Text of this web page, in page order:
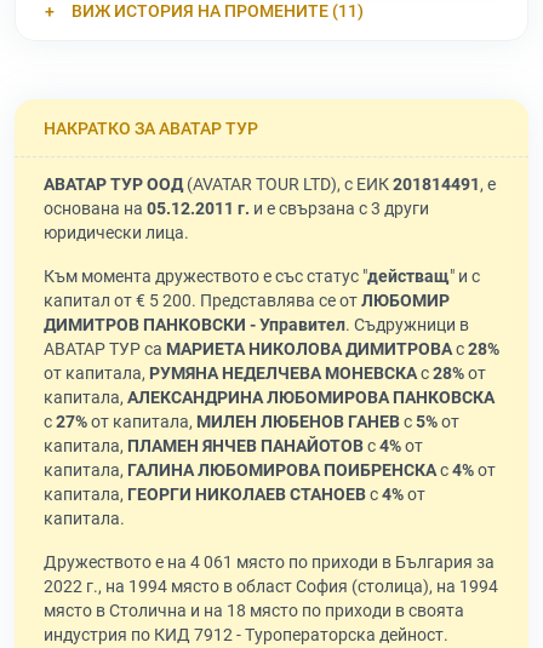
ВИЖ ИСТОРИЯ НА ПРОМЕНИТЕ (11)
НАКРАТКО ЗА АВАТАР ТУР
АВАТАР ТУР ООД(AVATAR TOUR LTD), с ЕИК201814491, е
основана на 05.12.2011 г. и е свързана с 3 други
юридически лица.
Към момента дружеството е със статус "действащ" и с
капитал от € 5 200. Представлява се отЛЮБОМИР
ДИМИТРОВ ПАНКОВСКИ - Управител. Съдружници в
АВАТАР ТУР са МАРИЕТА НИКОЛОВА ДИМИТРОВАс28%
от капитала, РУМЯНА НЕДЕЛЧЕВА МОНЕВСКАс28%от
капитала, АЛЕКСАНДРИНА ЛЮБОМИРОВА ПАНКОВСКА
с27%от капитала, МИЛЕН ЛЮБЕНОВ ГАНЕВс5%от
капитала, ПЛАМЕН ЯНЧЕВ ПАНАЙОТОВс4%от
капитала, ГАЛИНА ЛЮБОМИРОВА ПОИБРЕНСКАс4%от
капитала, ГЕОРГИ НИКОЛАЕВ СТАНОЕВс4%от
капитала.
Дружеството е на 4 061 място по приходи в България за
2022 г., на 1994 място в област София (столица), на 1994
място в Столична и на 18 място по приходи в своята
индустрия по КИД 7912 - Туроператорска дейност.